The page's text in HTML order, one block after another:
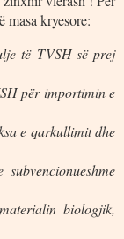
masa kryesore:
të TVSH-së prej
për importimin e
e qarkullimit dhe
biologjik,